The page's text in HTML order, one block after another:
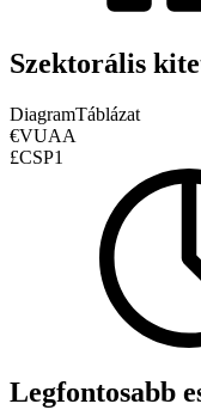
Szektorális
DiagramTáblázat
€VUAA
£CSP1
Legfontosabb